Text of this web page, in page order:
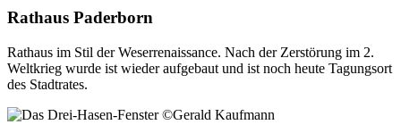
Rathaus Paderborn
Rathaus im Stil der Weserrenaissance. Nach der Zerstörung im 2.
Weltkrieg wurde ist wieder aufgebaut und ist noch heute Tagungsort
des Stadtrates.